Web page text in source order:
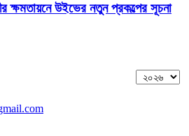
ক্ষমতায়নে উইভের নতুন প্রকল্পের সূচনা